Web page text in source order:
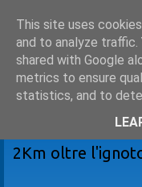
domenica 28 marzo 2010
2Km oltre
This site uses
and to analyze traffic.
shared with Google
metrics to ensure
statistics, and to